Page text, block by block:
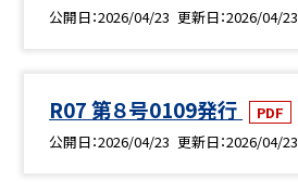
公開日 2026/04/23 更新日 2026/04/23
R07 第８号0109発行
PDF
公開日 2026/04/23 更新日 2026/04/23